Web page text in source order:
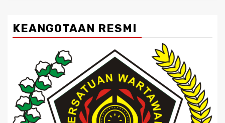
KEANGOTAAN RESMI